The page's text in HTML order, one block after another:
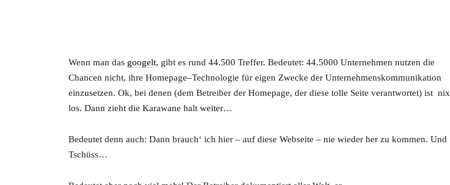
Wenn man das googelt, gibt es rund 44.500 Treffer. Bedeutet: 44.5000 Unternehmen nutzen die
Chancen nicht, ihre Homepage–Technologie für eigen Zwecke der Unternehmenskommunikation
einzusetzen. Ok, bei denen (dem Betreiber der Homepage, der diese tolle Seite verantwortet) ist nix
los. Dann zieht die Karawane halt weiter…
Bedeutet denn auch: Dann brauch‘ ich hier – auf diese Webseite – nie wieder her zu kommen. Und
Tschüss…